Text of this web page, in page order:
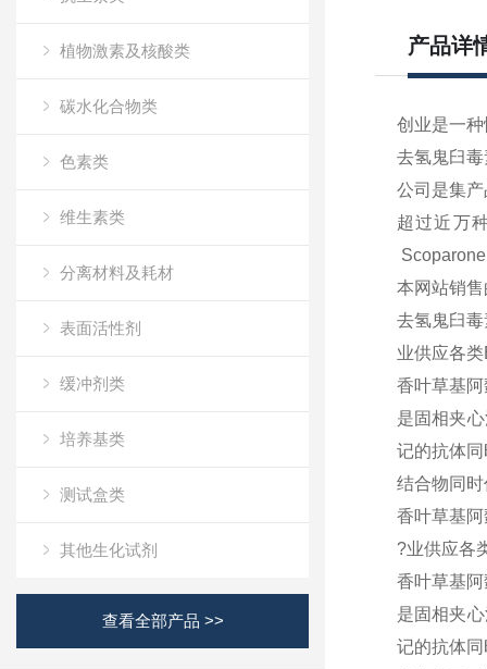
植物激素及核酸类
碳水化合物类
色素类
维生素类
分离材料及耗材
表面活性剂
缓冲剂类
培养基类
测试盒类
其他生化试剂
查看全部产品 >>
产品详
创业是一种
去氢鬼臼毒
公司是集
超过近万
Scoparone
本网站销
去氢鬼臼毒
业供应各
香叶草基
是固相夹
记的抗体
结合物同
香叶草基
?业供应各
香叶草基
是固相夹
记的抗体